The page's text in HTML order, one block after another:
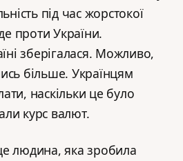
під час жорстокої
проти України.
зберігалася. Можливо,
більше. Українцям
наскільки це було
курс валют.
людина, яка зробила